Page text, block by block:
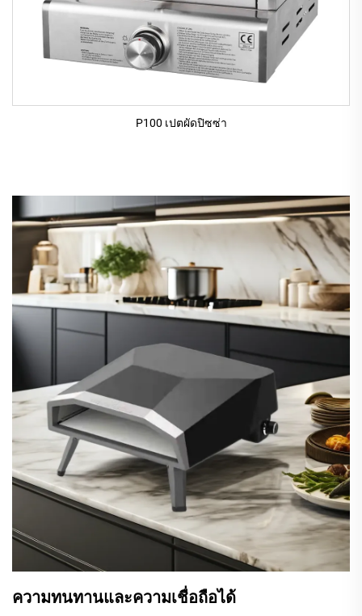
P100 เปตผัดปิซซ่า
ความทนทานและความเชื่อถือได้